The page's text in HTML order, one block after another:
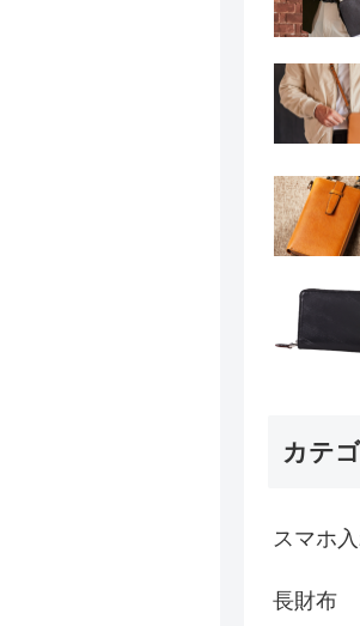
カテ
スマホ
長財布